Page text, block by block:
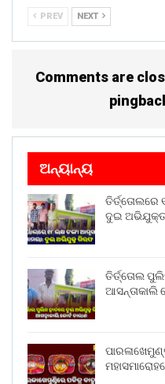
PREV NEXT
Comments are
ଅନ୍ୟାନ୍ୟ
ତିର୍ତ୍ତୋଲରେ
ଦୁଇ
ତିର୍ତ୍ତୋଲ
ଆସନ୍ତାକାଲି